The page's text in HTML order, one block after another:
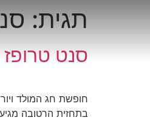
תגית:
סנט